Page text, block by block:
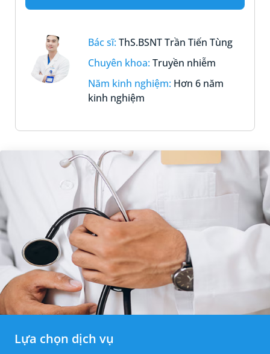
Bác sĩ: ThS.BSNT Trần Tiến Tùng
Chuyên khoa: Truyền nhiễm
Năm kinh nghiệm: Hơn 6 năm
kinh nghiệm
Lựa chọn dịch vụ